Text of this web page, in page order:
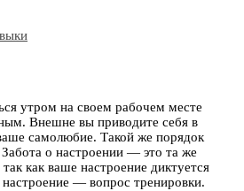
утром на своем рабочем месте
Внешне вы приводите себя в
самолюбие. Такой же порядок
о настроении — это та же
как ваше настроение диктуется
— вопрос тренировки.